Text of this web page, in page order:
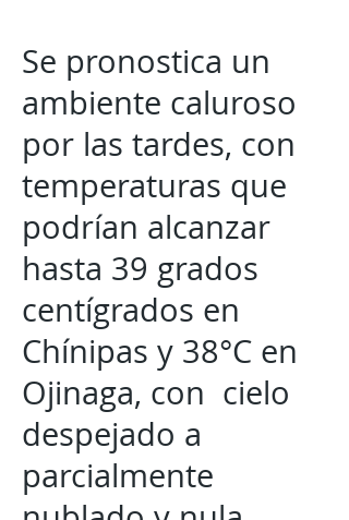
Se pronostica un
ambiente caluroso
por las tardes, con
temperaturas que
podrían alcanzar
hasta 39 grados
centígrados en
Chínipas y 38°C en
Ojinaga, con cielo
despejado a
parcialmente